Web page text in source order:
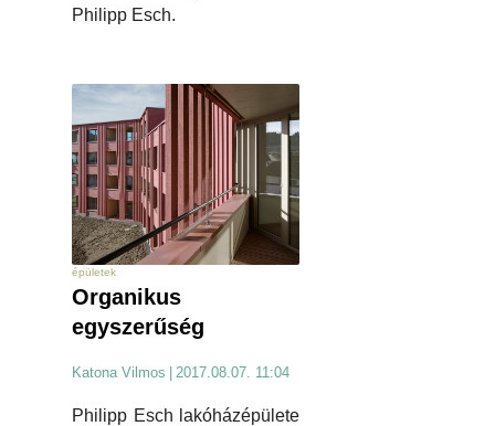
Philipp Esch.
épületek
Organikus
egyszerűség
Katona Vilmos 2017.08.07. 11:04
Philipp Esch lakóházépülete